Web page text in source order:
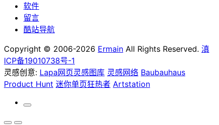
软件
留言
酷站导航
Copyright © 2006-2026 Ermain All Rights Reserved. 滇
ICP备19010738号-1
灵感创意: Lapa网页灵感图库 灵感网络 Baubauhaus
Product Hunt 迷你单页狂热者 Artstation